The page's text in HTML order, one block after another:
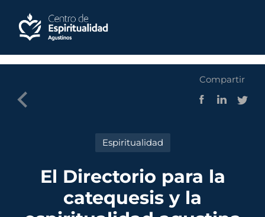
Compartir
Espiritualidad
El Directorio para la
catequesis y la